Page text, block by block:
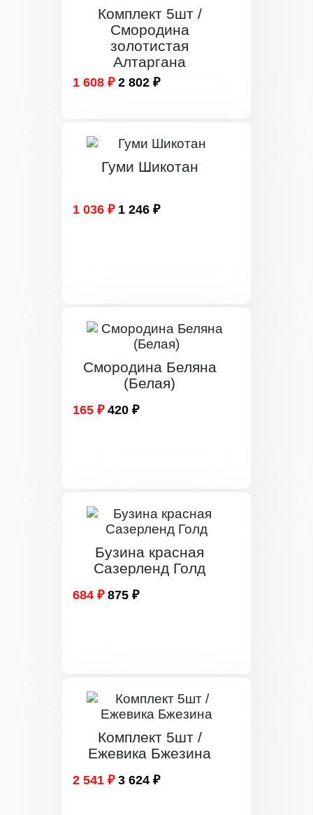
Комплект 5шт /
Смородина
золотистая
Алтаргана
1 608 ₽ 2 802 ₽
Гуми Шикотан
1 036 ₽ 1 246 ₽
Смородина Беляна
(Белая)
165 ₽ 420 ₽
Бузина красная
Сазерленд Голд
684 ₽ 875 ₽
Комплект 5шт /
Ежевика Бжезина
2 541 ₽ 3 624 ₽